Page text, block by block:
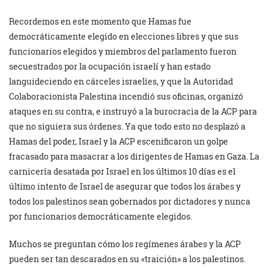
Recordemos en este momento que Hamas fue
democráticamente elegido en elecciones libres y que sus
funcionarios elegidos y miembros del parlamento fueron
secuestrados por la ocupación israelí y han estado
languideciendo en cárceles israelíes, y que la Autoridad
Colaboracionista Palestina incendió sus oficinas, organizó
ataques en su contra, e instruyó a la burocracia de la ACP para
que no siguiera sus órdenes. Ya que todo esto no desplazó a
Hamas del poder, Israel y la ACP escenificaron un golpe
fracasado para masacrar a los dirigentes de Hamas en Gaza. La
carnicería desatada por Israel en los últimos 10 días es el
último intento de Israel de asegurar que todos los árabes y
todos los palestinos sean gobernados por dictadores y nunca
por funcionarios democráticamente elegidos.
Muchos se preguntan cómo los regímenes árabes y la ACP
pueden ser tan descarados en su «traición» a los palestinos.